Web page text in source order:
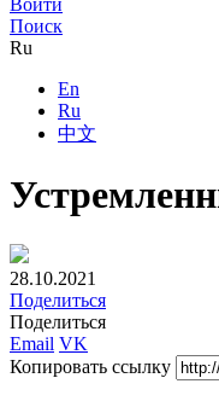
Войти
Поиск
Ru
En
Ru
中文
28.10.2021
Поделиться
Поделиться
Email VK
Копировать ссылку